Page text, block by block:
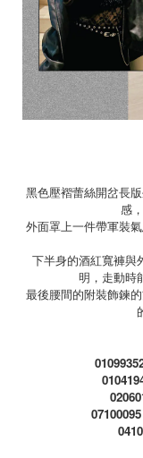
黑色壓褶蕾絲開岔長
感
外面罩上一件帶軍裝
下半身的酒紅寬褲與
明，走動時
最後腰間的附裝飾鍊
07100095